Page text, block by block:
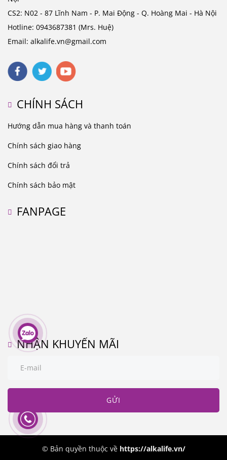
CS2: N02 - 87 Lĩnh Nam - P. Mai Động - Q. Hoàng Mai - Hà Nội
Hotline: 0943687381 (Mrs. Huệ)
Email: alkalife.vn@gmail.com
CHÍNH SÁCH
Hướng dẫn mua hàng và thanh toán
Chính sách giao hàng
Chính sách đổi trả
Chính sách bảo mật
FANPAGE
NHẬN KHUYẾN MÃI
GỬI
© Bản quyền thuộc về https://alkalife.vn/